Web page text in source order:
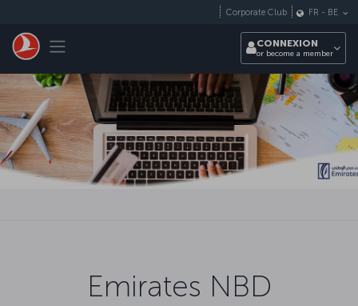
Toggle navigation
Corporate Club FR - BE
CONNEXION
or become a member
Emirates NBD